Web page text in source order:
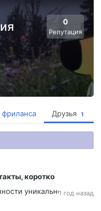
0
Репутация
Друзья 1
коротко
уникальности,
1 год назад